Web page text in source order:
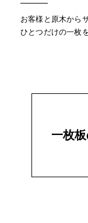
お客様と原木から
ひとつだけの一枚
一枚